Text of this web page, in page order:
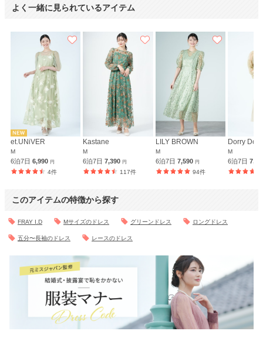
よく一緒に見られているアイテム
et.UNiVER
M
6泊7日 6,990 円
4件
Kastane
M
6泊7日7,390円
117件
LILY BROWN
M
6泊7日 7,590 円
94件
Dorry Doll
M
6泊7日
このアイテムの特徴から探す
FRAY I.D Mサイズのドレス グリーンドレス ロングドレス
五分〜長袖のドレス レースのドレス